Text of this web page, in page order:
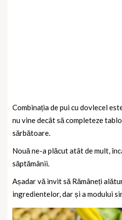
Combinația de pui cu dovlecel
nu vine decât să completeze
sărbătoare.
Nouă ne-a plăcut atât de mult,
săptămânii.
Așadar vă invit să Rămâneți
ingredientelor, dar și a modului